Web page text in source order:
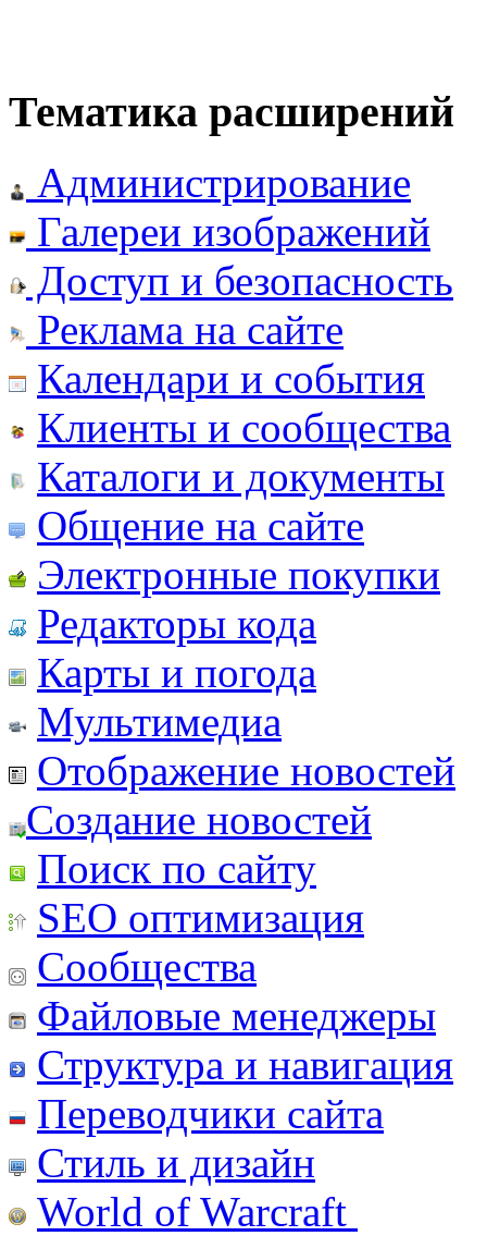
Тематика расширений
Администрирование
Галереи изображений
Доступ и безопасность
Реклама на сайте
Календари и события
Клиенты и сообщества
Каталоги и документы
Общение на сайте
Электронные покупки
Редакторы кода
Карты и погода
Мультимедиа
Отображение новостей
Создание новостей
Поиск по сайту
SEO оптимизация
Сообщества
Файловые менеджеры
Структура и навигация
Переводчики сайта
Стиль и дизайн
World of Warcraft